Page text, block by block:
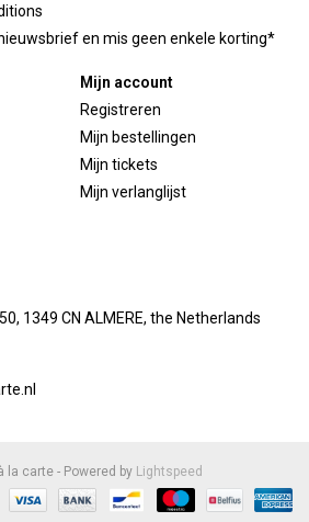
en mis geen enkele korting*
Mijn account
Registreren
Mijn bestellingen
Mijn tickets
Mijn verlanglijst
1349 CN ALMERE, the Netherlands
la carte - Powered by Lightspeed